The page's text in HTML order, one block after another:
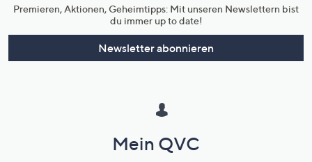
Premieren, Aktionen, Geheimtipps: Mit unseren Newslettern bist
du immer up to date!
Newsletter abonnieren
Mein QVC